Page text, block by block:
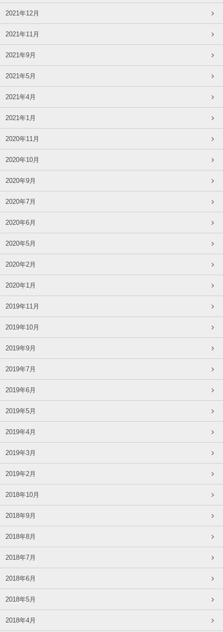
2021年12月
2021年11月
2021年9月
2021年5月
2021年4月
2021年1月
2020年11月
2020年10月
2020年9月
2020年7月
2020年6月
2020年5月
2020年2月
2020年1月
2019年11月
2019年10月
2019年9月
2019年7月
2019年6月
2019年5月
2019年4月
2019年3月
2019年2月
2018年10月
2018年9月
2018年8月
2018年7月
2018年6月
2018年5月
2018年4月